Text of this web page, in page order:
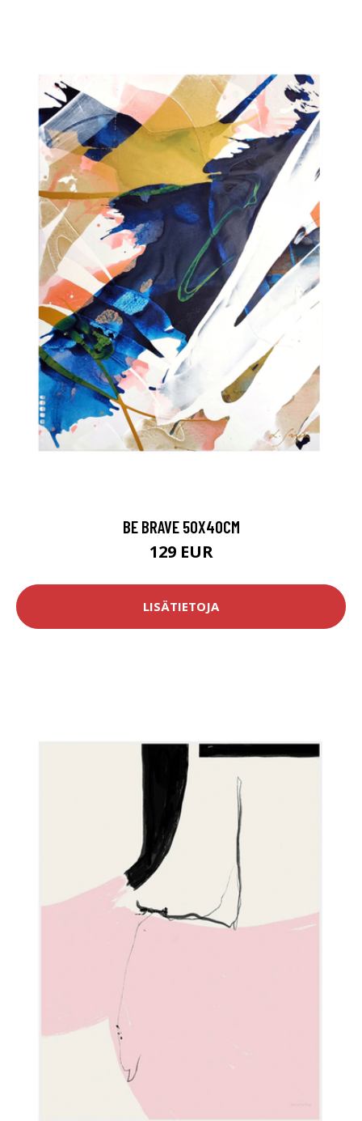
BE BRAVE 50X40CM
129 EUR
LISÄTIETOJA